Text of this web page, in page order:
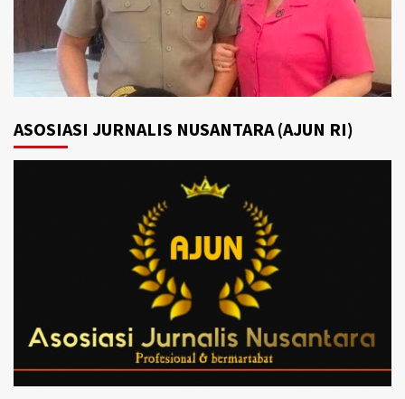
ASOSIASI JURNALIS NUSANTARA (AJUN RI)